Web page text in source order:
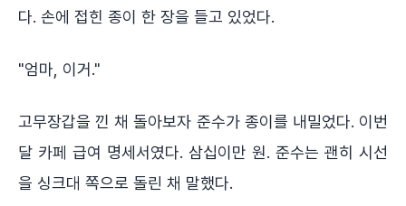
다. 손에 접힌 종이 한 장을 들고 있었다.
"엄마, 이거."
고무장갑을 낀 채 돌아보자 준수가 종이를 내밀었다. 이번
달 카페 급여 명세서였다. 삼십이만 원. 준수는 괜히 시선
을 싱크대 쪽으로 돌린 채 말했다.